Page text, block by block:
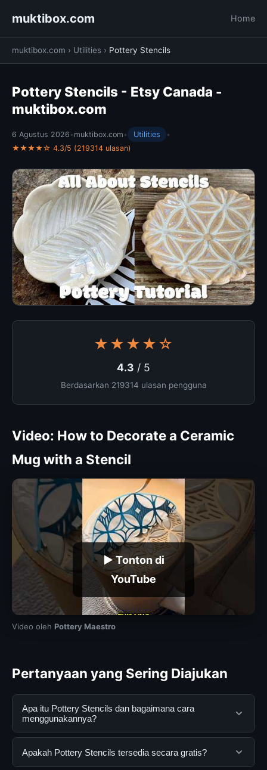
muktibox.com Home
muktibox.com › Utilities › Pottery Stencils
Pottery Stencils - Etsy Canada -
muktibox.com
6 Agustus 2026 • muktibox.com • Utilities
•
★★★★☆ 4.3/5 (219314 ulasan)
★★★★☆
4.3 / 5
Berdasarkan 219314 ulasan pengguna
Video: How to Decorate a Ceramic
Mug with a Stencil
▶ Tonton di
YouTube
Video oleh Pottery Maestro
Pertanyaan yang Sering Diajukan
Apa itu Pottery Stencils dan bagaimana cara
menggunakannya?
Pottery Stencils adalah layanan digital yang dirancang
Apakah Pottery Stencils tersedia secara gratis?